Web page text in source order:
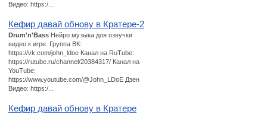
Видео: https:/...
Кефир давай обнову в Кратере-2
Drum'n'Bass Нейро музыка для озвучки
видео к игре. Группа ВК:
https://vk.com/john_ldoe Канал на RuTube:
https://rutube.ru/channel/20384317/ Канал на
YouTube:
https://www.youtube.com/@John_LDoE Дзен
Видео: https:/...
Кефир давай обнову в Кратере